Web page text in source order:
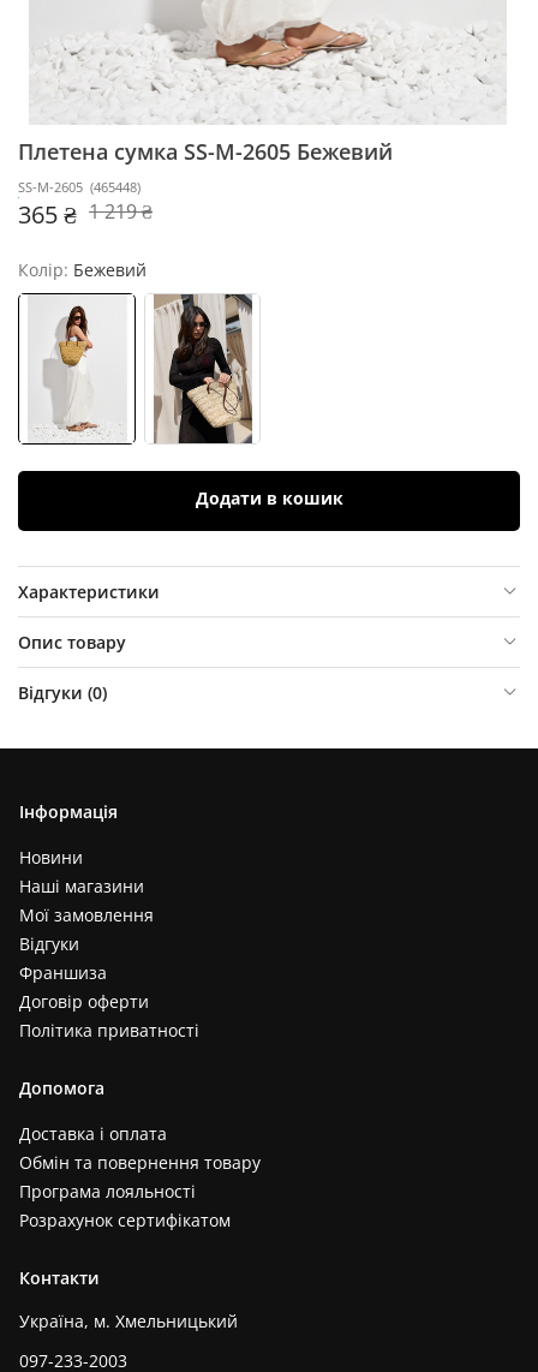
Плетена сумка SS-M-2605 Бежевий
SS-M-2605 (465448)
365 ₴ 1 219 ₴
Колір: Бежевий
Додати в кошик
Характеристики
Опис товару
Відгуки (0)
Інформація
Новини
Наші магазини
Мої замовлення
Відгуки
Франшиза
Договір оферти
Політика приватності
Допомога
Доставка і оплата
Обмін та повернення товару
Програма лояльності
Розрахунок сертифікатом
Контакти
Україна, м. Хмельницький
097-233-2003